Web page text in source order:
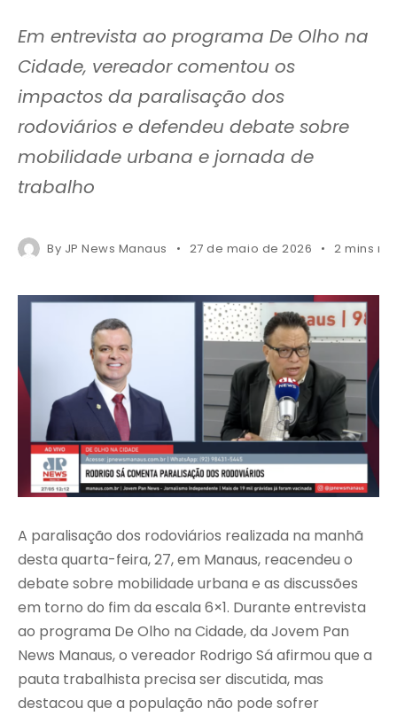
Em entrevista ao programa De Olho na
Cidade, vereador comentou os
impactos da paralisação dos
rodoviários e defendeu debate sobre
mobilidade urbana e jornada de
trabalho
By JP News Manaus 27 de maio de 2026 2 mins
A paralisação dos rodoviários realizada na manhã
desta quarta-feira, 27, em Manaus, reacendeu o
debate sobre mobilidade urbana e as discussões
em torno do fim da escala 6×1. Durante entrevista
ao programa De Olho na Cidade, da Jovem Pan
News Manaus, o vereador Rodrigo Sá afirmou que a
pauta trabalhista precisa ser discutida, mas
destacou que a população não pode sofrer